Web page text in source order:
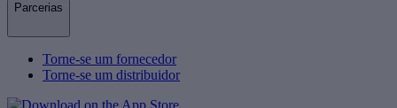
Parcerias
Torne-se um fornecedor
Torne-se um distribuidor